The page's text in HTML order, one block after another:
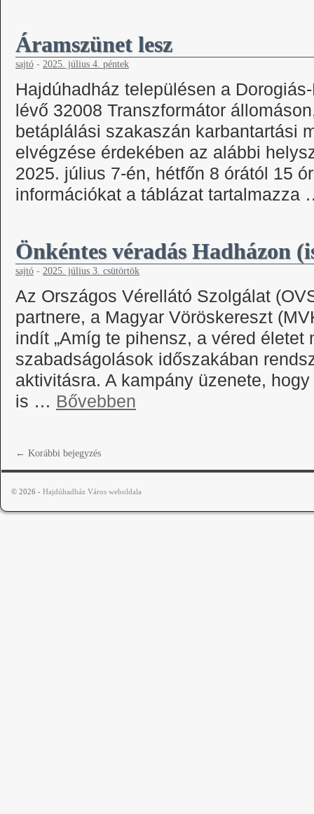
Áramszünet lesz
sajtó - 2025. július 4. péntek
Hajdúhadház településen a
lévő 32008 Transzformátor
betáplálási szakaszán karbantartási
elvégzése érdekében az alábbi
2025. július 7-én, hétfőn 8 órától 15
információkat a táblázat
Önkéntes véradás Hadházon
sajtó - 2025. július 3. csütörtök
Az Országos Vérellátó Szolgálat
partnere, a Magyar Vöröskereszt
indít „Amíg te pihensz, a véred életet
szabadságolások időszakában
aktivitásra. A kampány üzenete,
is … Bővebben
← Korábbi bejegyzés
© 2026 - Hajdúhadház Város weboldala